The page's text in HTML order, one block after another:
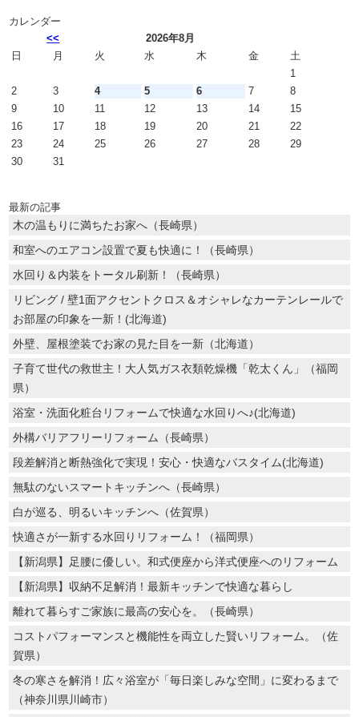
カレンダー
<<
2026年8月
日
月 火 水 木 金
土
1
2
3 4 5 6 7
8
9
10 11 12 13 14
15
16
17 18 19 20 21
22
23
24 25 26 27 28
29
30
31
最新の記事
木の温もりに満ちたお家へ（長崎県）
和室へのエアコン設置で夏も快適に！（長崎県）
水回り＆内装をトータル刷新！（長崎県）
リビング / 壁1面アクセントクロス＆オシャレなカーテンレールで
お部屋の印象を一新！(北海道)
外壁、屋根塗装でお家の見た目を一新（北海道）
子育て世代の救世主！大人気ガス衣類乾燥機「乾太くん」（福岡
県）
浴室・洗面化粧台リフォームで快適な水回りへ♪(北海道)
外構バリアフリーリフォーム（長崎県）
段差解消と断熱強化で実現！安心・快適なバスタイム(北海道)
無駄のないスマートキッチンへ（長崎県）
白が巡る、明るいキッチンへ（佐賀県）
快適さが一新する水回りリフォーム！（福岡県）
【新潟県】足腰に優しい。和式便座から洋式便座へのリフォーム
【新潟県】収納不足解消！最新キッチンで快適な暮らし
離れて暮らすご家族に最高の安心を。（長崎県）
コストパフォーマンスと機能性を両立した賢いリフォーム。（佐
賀県）
冬の寒さを解消！広々浴室が「毎日楽しみな空間」に変わるまで
（神奈川県川崎市）